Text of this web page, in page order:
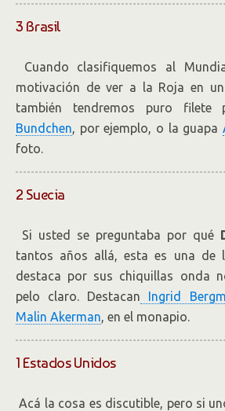
3 Brasil
Cuando clasifiquemos al
motivación de ver a la Roja en
también tendremos puro filete
Bundchen, por ejemplo, o la guapa
foto.
2 Suecia
Si usted se preguntaba por qué
tantos años allá, esta es una de
destaca por sus chiquillas onda
pelo claro. Destacan Ingrid
Malin Akerman, en el monapio.
1 Estados Unidos
Acá la cosa es discutible, pero si